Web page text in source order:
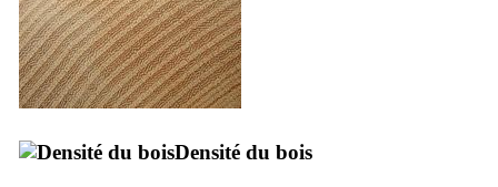
Densité du bois